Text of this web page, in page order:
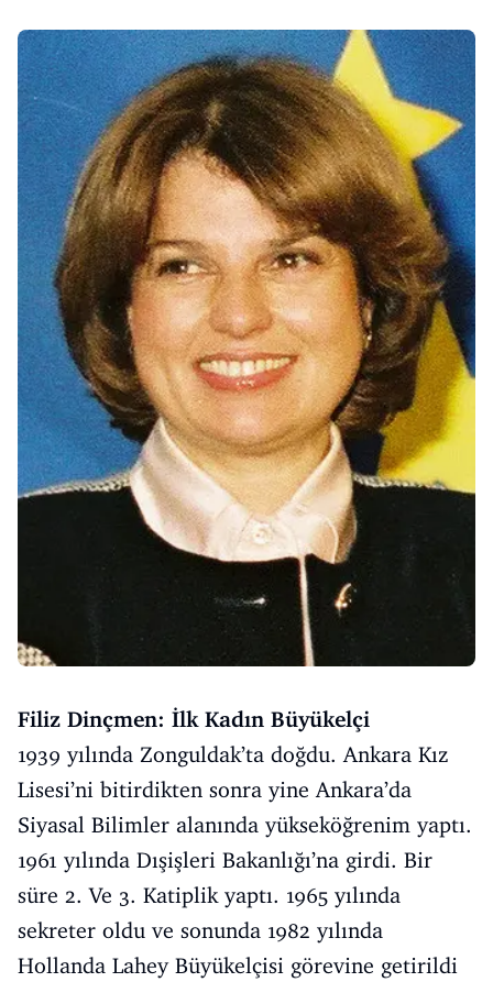
Filiz Dinçmen: İlk Kadın Büyükelçi
1939 yılında Zonguldak’ta doğdu. Ankara Kız
Lisesi’ni bitirdikten sonra yine Ankara’da
Siyasal Bilimler alanında yükseköğrenim yaptı.
1961 yılında Dışişleri Bakanlığı’na girdi. Bir
süre 2. Ve 3. Katiplik yaptı. 1965 yılında
sekreter oldu ve sonunda 1982 yılında
Hollanda Lahey Büyükelçisi görevine getirildi